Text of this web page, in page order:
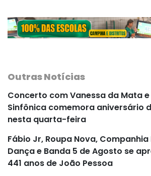
Outras Notícias
Concerto com Vanessa da Mata
Sinfônica comemora aniversário
nesta quarta-feira
Fábio Jr, Roupa Nova,
Dança e Banda 5 de Agosto se
441 anos de João Pessoa